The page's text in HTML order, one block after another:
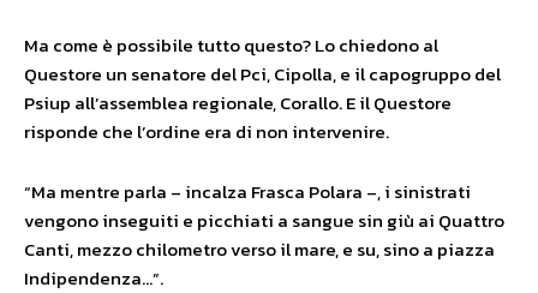
Ma come è possibile tutto questo? Lo chiedono al
Questore un senatore del Pci, Cipolla, e il capogruppo del
Psiup all’assemblea regionale, Corallo. E il Questore
risponde che l’ordine era di non intervenire.
“Ma mentre parla – incalza Frasca Polara –, i sinistrati
vengono inseguiti e picchiati a sangue sin giù ai Quattro
Canti, mezzo chilometro verso il mare, e su, sino a piazza
Indipendenza…”.